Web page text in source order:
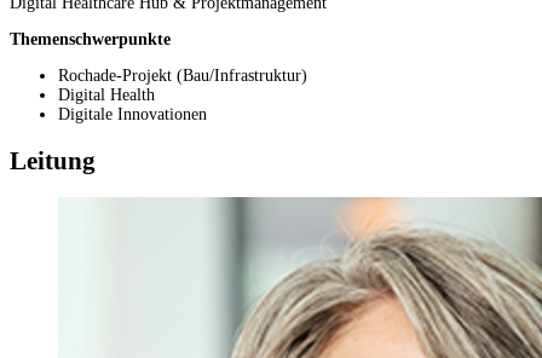
Themenschwerpunkte
Rochade-Projekt (Bau/Infrastruktur)
Digital Health
Digitale Innovationen
Leitung